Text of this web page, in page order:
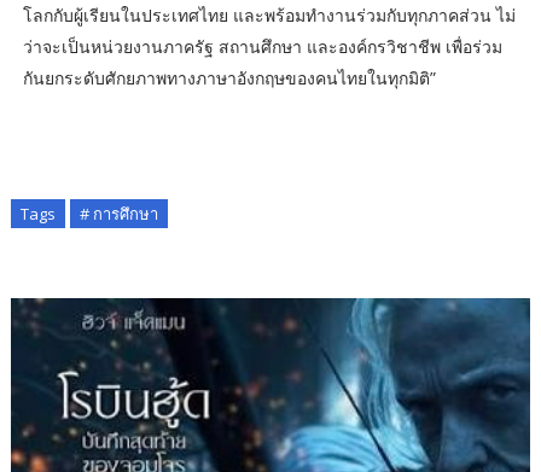
โลกกับผู้เรียนในประเทศไทย และพร้อมทำงานร่วมกับทุกภาคส่วน ไม่
ว่าจะเป็นหน่วยงานภาครัฐ สถานศึกษา และองค์กรวิชาชีพ เพื่อร่วม
กันยกระดับศักยภาพทางภาษาอังกฤษของคนไทยในทุกมิติ”
Tags # การศึกษา